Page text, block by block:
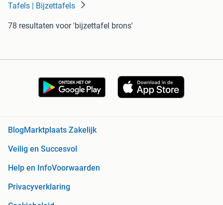
Tafels | Bijzettafels
78 resultaten voor 'bijzettafel brons'
BlogMarktplaats Zakelijk
Veilig en Succesvol
Help en InfoVoorwaarden
Privacyverklaring